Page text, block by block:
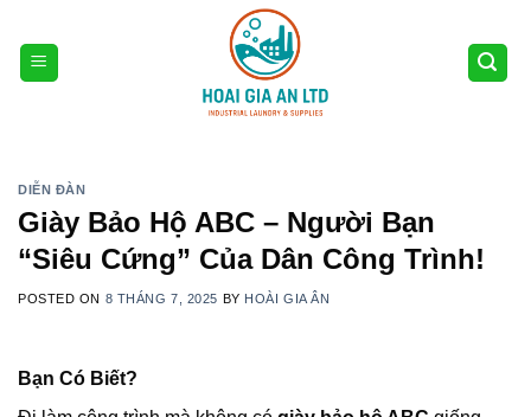
content
DIỄN ĐÀN
Giày Bảo Hộ ABC – Người Bạn
“Siêu Cứng” Của Dân Công Trình!
POSTED ON 8 THÁNG 7, 2025 BY HOÀI GIA ÂN
Bạn Có Biết?